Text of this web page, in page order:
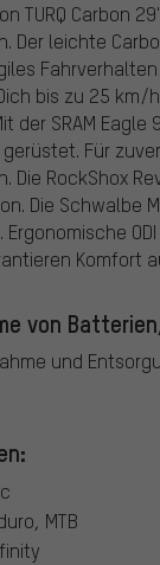
TURQ
Der leichte
bis zu 25 km/
der SRAM
Für
Die RockShox
Die Schwalbe
Komfort
von
und
MTB